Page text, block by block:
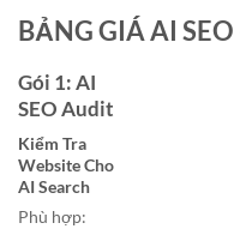
BẢNG GIÁ AI
Gói 1: AI
SEO Audit
Kiểm Tra
Website Cho
AI Search
Phù hợp: